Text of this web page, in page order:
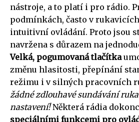
nástroje, a to platí i pro rádio.
podmínkách, často v
intuitivní ovládání. Proto jsou
navržena s důrazem na
Velká, pogumovaná tlačítka
změnu hlasitosti, přepínání
režimu i v silných pracovních
žádné zdlouhavé sundávání
nastavení!Některá rádia
speciálními funkcemi pro